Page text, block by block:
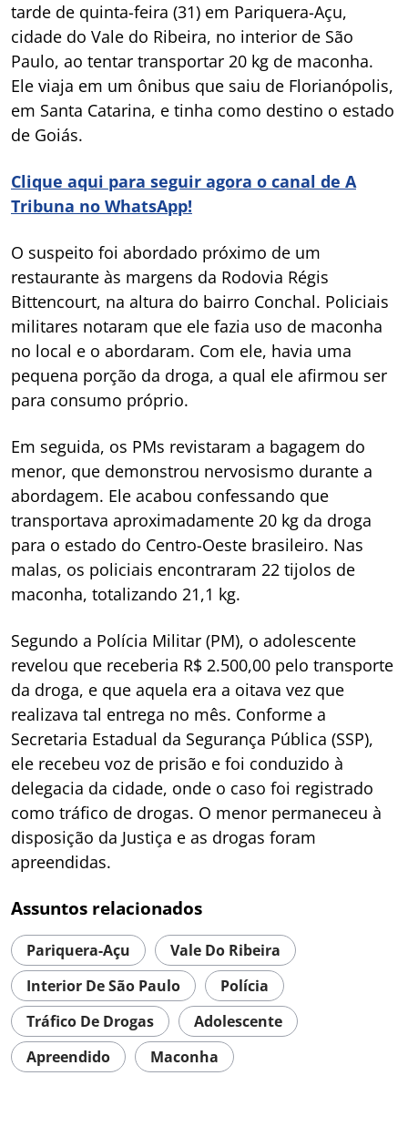
tarde de quinta-feira (31) em Pariquera-Açu,
cidade do Vale do Ribeira, no interior de São
Paulo, ao tentar transportar 20 kg de maconha.
Ele viaja em um ônibus que saiu de Florianópolis,
em Santa Catarina, e tinha como destino o estado
de Goiás.
Clique aqui para seguir agora o canal de A
Tribuna no WhatsApp!
O suspeito foi abordado próximo de um
restaurante às margens da Rodovia Régis
Bittencourt, na altura do bairro Conchal. Policiais
militares notaram que ele fazia uso de maconha
no local e o abordaram. Com ele, havia uma
pequena porção da droga, a qual ele afirmou ser
para consumo próprio.
Em seguida, os PMs revistaram a bagagem do
menor, que demonstrou nervosismo durante a
abordagem. Ele acabou confessando que
transportava aproximadamente 20 kg da droga
para o estado do Centro-Oeste brasileiro. Nas
malas, os policiais encontraram 22 tijolos de
maconha, totalizando 21,1 kg.
Segundo a Polícia Militar (PM), o adolescente
revelou que receberia R$ 2.500,00 pelo transporte
da droga, e que aquela era a oitava vez que
realizava tal entrega no mês. Conforme a
Secretaria Estadual da Segurança Pública (SSP),
ele recebeu voz de prisão e foi conduzido à
delegacia da cidade, onde o caso foi registrado
como tráfico de drogas. O menor permaneceu à
disposição da Justiça e as drogas foram
apreendidas.
Assuntos relacionados
Pariquera-Açu
Vale Do Ribeira
Interior De São Paulo
Polícia
Tráfico De Drogas
Adolescente
Apreendido
Maconha